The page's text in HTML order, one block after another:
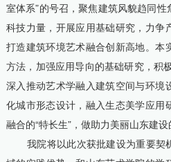
室体系”的号召，聚焦建筑风貌趋同
科技力量，开展应用基础研究，力争
打造建筑环境艺术融合创新高地。本
方法，加强应用导向的基础研究，积
深入推动艺术学融入建筑空间与环境
化城市形态设计，融入生态美学应用
融合的“特长生”，做助力美丽山东建设
我院将以此次获批建设为重要